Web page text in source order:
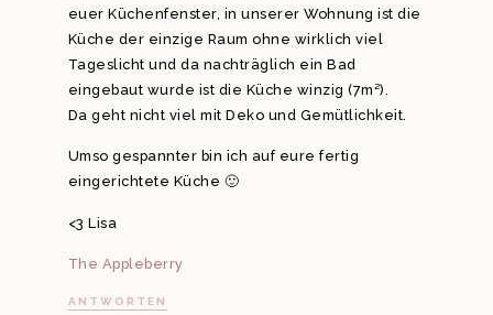
euer Küchenfenster, in unserer Wohnung ist die
Küche der einzige Raum ohne wirklich viel
Tageslicht und da nachträglich ein Bad
eingebaut wurde ist die Küche winzig (7m²).
Da geht nicht viel mit Deko und Gemütlichkeit.
Umso gespannter bin ich auf eure fertig
eingerichtete Küche 🙂
<3 Lisa
The Appleberry
ANTWORTEN